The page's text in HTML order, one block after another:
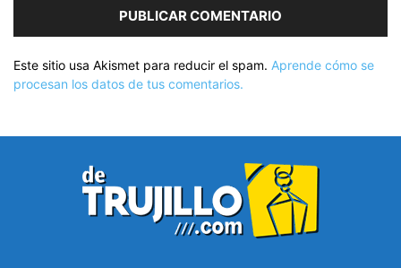
Este sitio usa Akismet para reducir el spam. Aprende cómo se
procesan los datos de tus comentarios.